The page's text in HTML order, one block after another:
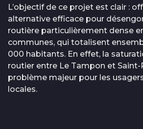
L’objectif de ce projet est clair :
alternative efficace pour
routière particulièrement dense
communes, qui totalisent
000 habitants. En effet, la
routier entre Le Tampon et Saint-
problème majeur pour les
locales.